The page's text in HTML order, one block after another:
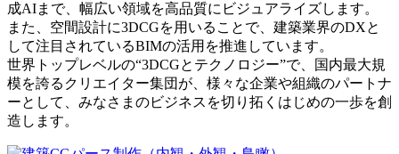
成AIまで、幅広い領域を高品質にビジュアライズします。
また、空間設計に3DCGを用いることで、建築業界のDXと
して注目されているBIMの活用を推進しています。
世界トップレベルの“3DCGとテクノロジー”で、国内最大規
模を誇るクリエイター集団が、様々な企業や組織のパートナ
ーとして、みなさまのビジネスを切り拓くはじめの一歩を創
造します。